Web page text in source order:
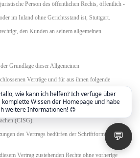
Person des öffentlichen Rechts, öffentlich -
im Inland ohne Gerichtsstand ist, Stuttgart.
den Kunden an seinem allgemeinen
Grundlage dieser Allgemeinen
Verträge und für aus ihnen folgende
ausschließlich das Recht der Bundesrepublik
der Bestimmungen zum Einheitlichen UN-Kaufrecht
(CISG).
des Vertrags bedürfen der Schriftform.
Vertrag zustehenden Rechte ohne vorherige
💬
wie kann ich helfen? Ich verfüge über
komplette Wissen der Homepage und habe
weitere Informationen! 😊